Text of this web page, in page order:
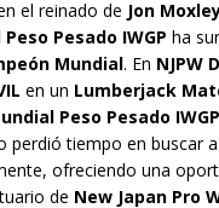
el reinado de Jon
Pesado IWGP ha
Mundial. En NJPW
en un Lumberjack
Peso Pesado IWGP
perdió tiempo en buscar
ofreciendo una
de New Japan Pro